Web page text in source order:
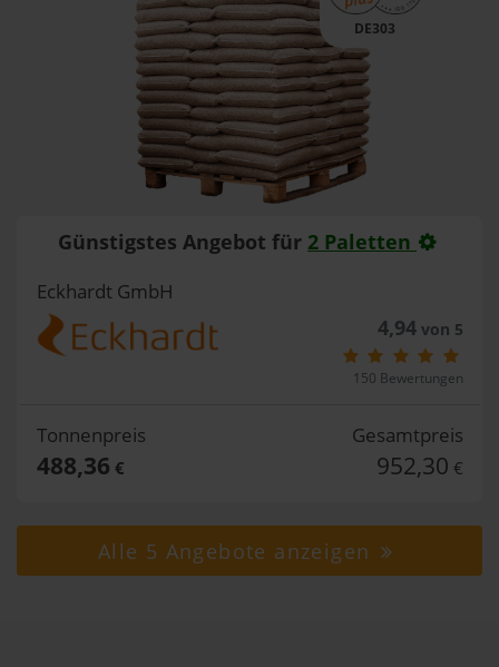
DE303
Günstigstes Angebot für 2 Paletten
Eckhardt GmbH
4,94von 5
150 Bewertungen
Tonnenpreis
488,36 €
Gesamtpreis
952,30 €
Alle 5 Angebote anzeigen